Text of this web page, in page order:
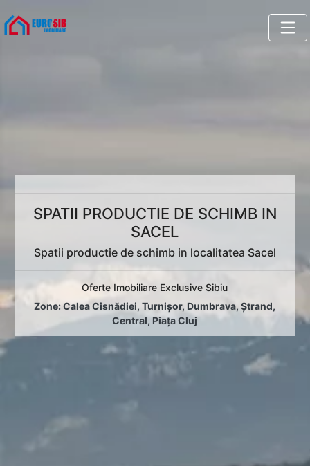
SPATII PRODUCTIE DE SCHIMB IN
SACEL
Spatii productie de schimb in localitatea Sacel
Oferte Imobiliare Exclusive Sibiu
Zone:Calea Cisnădiei,Turnișor, Dumbrava,Ștrand,
Central,Piața Cluj